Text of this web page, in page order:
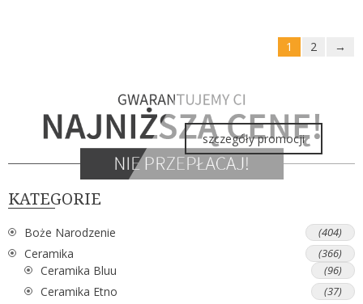
1 2 →
szczegóły promocji
KATEGORIE
Boże Narodzenie (404)
Ceramika (366)
Ceramika Bluu (96)
Ceramika Etno (37)